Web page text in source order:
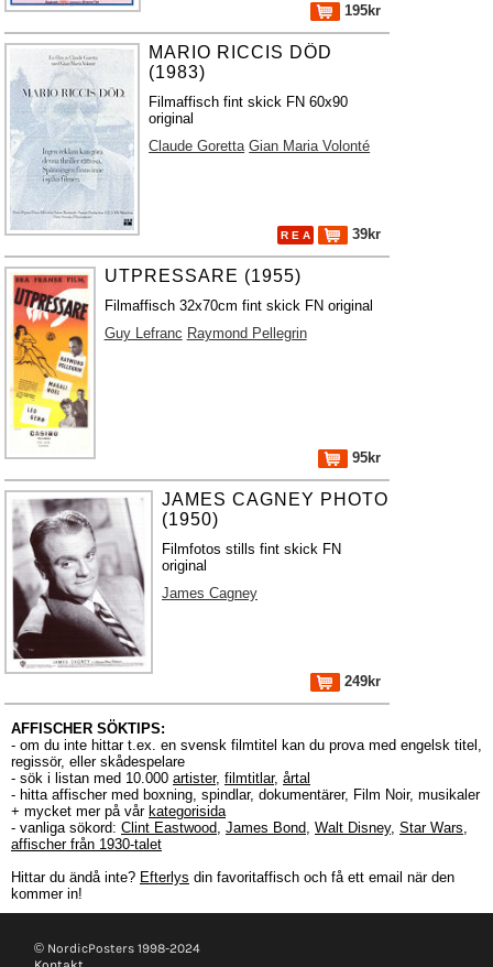
195kr
MARIO RICCIS DÖD
(1983)
Filmaffisch fint skick FN 60x90
original
Claude Goretta Gian Maria Volonté
R E A 39kr
UTPRESSARE (1955)
Filmaffisch 32x70cm fint skick FN original
Guy Lefranc Raymond Pellegrin
95kr
JAMES CAGNEY PHOTO
(1950)
Filmfotos stills fint skick FN
original
James Cagney
249kr
AFFISCHER SÖKTIPS:
- om du inte hittar t.ex. en svensk filmtitel kan du prova med engelsk titel,
regissör, eller skådespelare
- sök i listan med 10.000 artister, filmtitlar, årtal
- hitta affischer med boxning, spindlar, dokumentärer, Film Noir, musikaler
+ mycket mer på vår kategorisida
- vanliga sökord: Clint Eastwood, James Bond, Walt Disney, Star Wars,
affischer från 1930-talet
Hittar du ändå inte? Efterlys din favoritaffisch och få ett email när den
kommer in!
© NordicPosters 1998-2024